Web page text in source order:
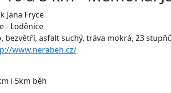
Jana Fryce
- Loděnice
bezvětří, asfalt suchý, tráva mokrá, 23
www.nerabeh.cz/
i 5km běh